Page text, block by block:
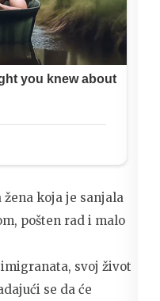
koja je sanjala
pošten rad i malo
svoj život
se da će